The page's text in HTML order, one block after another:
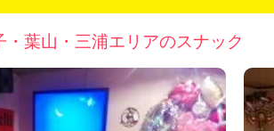
・葉山・三浦エリアのスナック